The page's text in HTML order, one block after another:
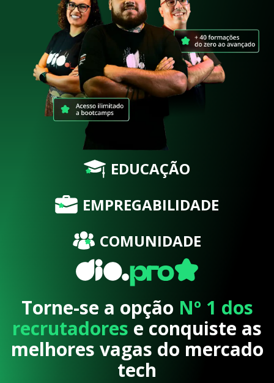
EDUCAÇÃO
EMPREGABILIDADE
COMUNIDADE
Torne-se a opção Nº 1 dos
recrutadores e conquiste as
melhores vagas do mercado
tech